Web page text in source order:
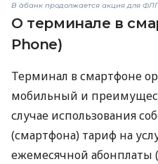
В àбанк продолжается акция для
О терминале в
Phone)
Терминал в смартфоне
мобильный и
случае использования
(смартфона) тариф на
ежемесячной абонплаты